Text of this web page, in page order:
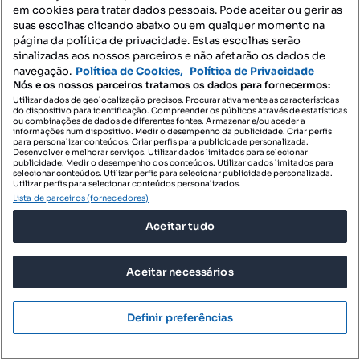
Piloto Invest
Profissional
56 500 €100,71 €/m²
Terreno Para Construção Venda em
em cookies para tratar dados pessoais. Pode aceitar ou gerir as
suas escolhas clicando abaixo ou em qualquer momento na
página da política de privacidade. Estas escolhas serão
sinalizadas aos nossos parceiros e não afetarão os dados de
navegação. Política de Cookies, Política de Privacidade
Nós e os nossos parceiros tratamos os dados para fornecermos:
Utilizar dados de geolocalização precisos. Procurar ativamente as características
do dispositivo para identificação. Compreender os públicos através de estatísticas
ou combinações de dados de diferentes fontes. Armazenar e/ou aceder a
informações num dispositivo. Medir o desempenho da publicidade. Criar perfis
para personalizar conteúdos. Criar perfis para publicidade personalizada.
Desenvolver e melhorar serviços. Utilizar dados limitados para selecionar
publicidade. Medir o desempenho dos conteúdos. Utilizar dados limitados para
selecionar conteúdos. Utilizar perfis para selecionar publicidade personalizada.
Utilizar perfis para selecionar conteúdos personalizados.
Lista de parceiros (fornecedores)
Aceitar tudo
Aceitar necessários
Definir preferências